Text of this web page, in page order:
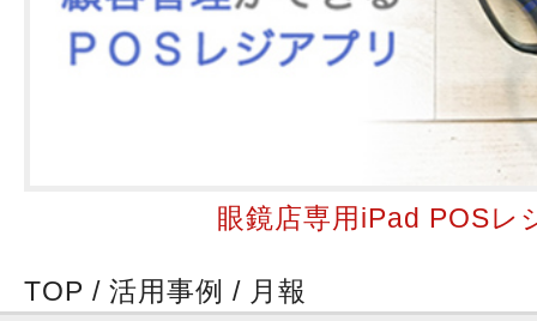
眼鏡店専用iPad POSレ
TOP / 活用事例 / 月報